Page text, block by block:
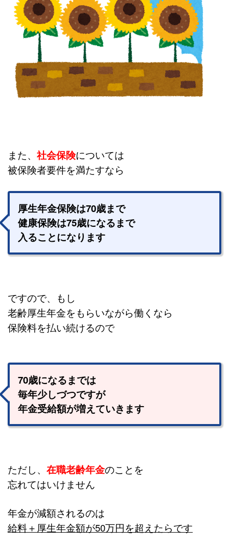
また、 社会保険については
被保険者要件を満たすなら
厚生年金保険は70歳まで
健康保険は75歳になるまで
入ることになります
ですので、もし
老齢厚生年金をもらいながら働くなら
保険料を払い続けるので
70歳になるまでは
毎年少しづつですが
年金受給額が増えていきます
ただし、 在職老齢年金のことを
忘れてはいけません
年金が減額されるのは
給料＋厚生年金額が50万円を超えたらです